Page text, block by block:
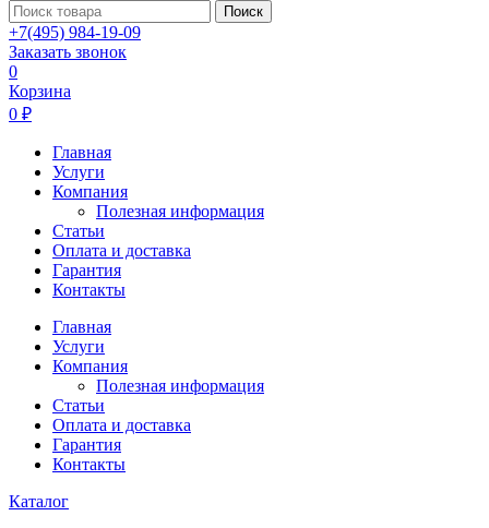
Поиск
+7(495) 984-19-09
Заказать звонок
0
Корзина
0 ₽
Главная
Услуги
Компания
Полезная информация
Статьи
Оплата и доставка
Гарантия
Контакты
Главная
Услуги
Компания
Полезная информация
Статьи
Оплата и доставка
Гарантия
Контакты
Каталог